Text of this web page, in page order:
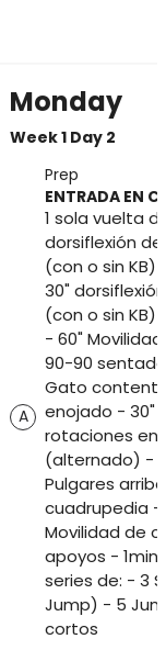
Monday
Week 1 Day 2
Prep
A
ENTRADA EN
1 sola vuelta
dorsiflexión
(con o sin KB)
30"
(con o sin KB)
- 60"
90-90
Gato
enojado - 30"
rotaciones en
(alternado) -
Pulgares
cuadrupedia -
Movilidad de
apoyos - 1min
series de: - 3
Jump) - 5
cortos